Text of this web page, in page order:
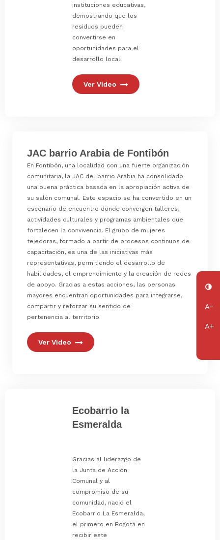
instituciones educativas,
demostrando que los
residuos pueden
convertirse en
oportunidades para el
desarrollo local.
Ver Video
JAC barrio Arabia de Fontibón
En Fontibón, una localidad con una fuerte organización
comunitaria, la JAC del barrio Arabia ha consolidado
una buena práctica basada en la apropiación activa de
su salón comunal. Este espacio se ha convertido en un
escenario de encuentro donde convergen talleres,
actividades culturales y programas ambientales que
fortalecen la convivencia. El grupo de mujeres
tejedoras, formado a partir de procesos continuos de
capacitación, es una de las iniciativas más
representativas, permitiendo el desarrollo de
habilidades, el emprendimiento y la creación de redes
de apoyo. Gracias a estas acciones, las personas
mayores encuentran oportunidades para integrarse,
compartir y reforzar su sentido de
pertenencia al territorio.
Ver Video
Ecobarrio la
Esmeralda
Gracias al liderazgo de
la Junta de Acción
Comunal y al
compromiso de su
comunidad, nació el
Ecobarrio La Esmeralda,
el primero en Bogotá en
recibir este